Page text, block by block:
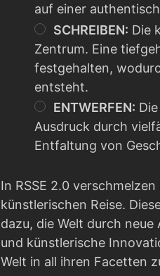
auf einer
SCHREIBEN: Die
Zentrum. Eine
festgehalten,
entsteht.
ENTWERFEN:
Ausdruck durch
Entfaltung von
In RSSE 2.0
künstlerischen Reise.
dazu, die Welt durch
und künstlerische
Welt in all ihren Facetten